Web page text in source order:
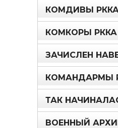
КОМДИВЫ
КОМКОРЫ РККА
ЗАЧИСЛЕН
КОМАНДАРМЫ
ТАК
ВОЕННЫЙ